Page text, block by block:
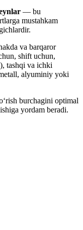
— bu
mustahkam
va barqaror
shift uchun,
tashqi va ichki
alyuminiy yoki
burchagini optimal
yordam beradi.